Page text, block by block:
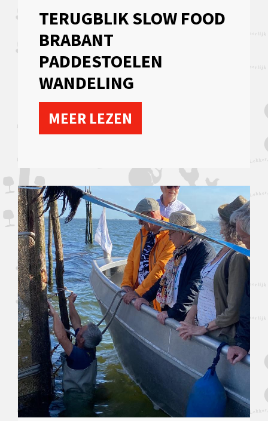
TERUGBLIK SLOW FOOD
BRABANT
PADDESTOELEN
WANDELING
MEER LEZEN